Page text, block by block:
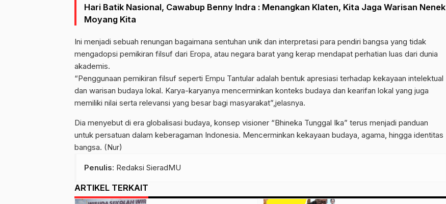
Hari Batik Nasional, Cawabup Benny Indra : Menangkan Klaten, Kita Jaga Warisan Nenek
Moyang Kita
Ini menjadi sebuah renungan bagaimana sentuhan unik dan interpretasi para pendiri bangsa yang tidak
mengadopsi pemikiran filsuf dari Eropa, atau negara barat yang kerap mendapat perhatian luas dari dunia
akademis.
“Penggunaan pemikiran filsuf seperti Empu Tantular adalah bentuk apresiasi terhadap kekayaan intelektual
dan warisan budaya lokal. Karya-karyanya mencerminkan konteks budaya dan kearifan lokal yang juga
memiliki nilai serta relevansi yang besar bagi masyarakat”,jelasnya.
Dia menyebut di era globalisasi budaya, konsep visioner “Bhineka Tunggal Ika” terus menjadi panduan
untuk persatuan dalam keberagaman Indonesia. Mencerminkan kekayaan budaya, agama, hingga identitas
bangsa. (Nur)
Penulis: Redaksi SieradMU
ARTIKEL TERKAIT